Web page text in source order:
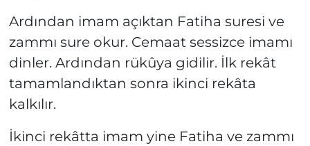
Ardından imam açıktan Fatiha suresi ve
zammı sure okur. Cemaat sessizce imamı
dinler. Ardından rükûya gidilir. İlk rekât
tamamlandıktan sonra ikinci rekâta
kalkılır.
İkinci rekâtta imam yine Fatiha ve zammı